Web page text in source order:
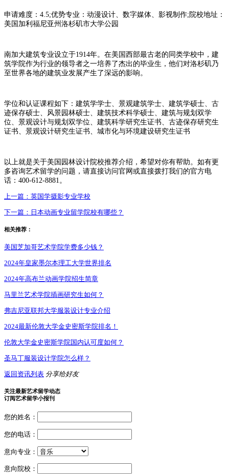
申请难度：4.5;优势专业：动漫设计、数字媒体、影视制作;院校地址：
美国加利福尼亚州洛杉矶市大学公园
南加大建筑专业设立于1914年。在美国西部最古老的同类学校中，建
筑学院作为行业的领导者之一培养了杰出的毕业生，他们对洛杉矶乃
至世界各地的建筑业发展产生了深远的影响。
学位和认证课程如下：建筑学学士、景观建筑学士、建筑学硕士、古
迹保存硕士、风景园林硕士、建筑技术科学硕士、建筑与规划双学
位、景观设计与规划双学位、建筑科学研究生证书、古迹保存研究生
证书、景观设计研究生证书、城市化与环境建设研究生证书
以上就是关于美国园林设计院校推荐介绍，希望对你有帮助。如有更
多咨询艺术留学的问题，请直接访问官网或直接拨打我们的官方电
话：400-612-8881。
上一篇： 英国学摄影专业学校
下一篇： 日本动画专业留学院校有哪些？
相关推荐：
美国芝加哥艺术学院学费多少钱？
2024年皇家墨尔本理工大学世界排名
2024年高布兰动画学院招生简章
马里兰艺术学院插画研究生如何？
弗吉尼亚联邦大学服装设计专业介绍
2024最新伦敦大学金史密斯学院排名！
伦敦大学金史密斯学院国内认可度如何？
圣马丁服装设计学院怎么样？
返回资讯列表 分享给好友
关注最新艺术留学动态
订阅艺术留学小报刊
您的姓名：
您的电话：
意向专业：
意向院校：